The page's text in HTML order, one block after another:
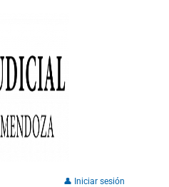
👤 Iniciar sesión